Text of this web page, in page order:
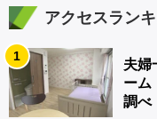
アクセスラン
1
夫婦
ーム
調べ